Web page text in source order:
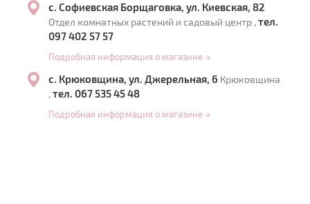
с. Софиевская Борщаговка, ул. Киевская, 82
Отдел комнатных растений и садовый центр , тел.
097 402 57 57
Подробная информация о магазине →
с. Крюковщина, ул. Джерельная, 6 Крюковщина
, тел. 067 535 45 48
Подробная информация о магазине →